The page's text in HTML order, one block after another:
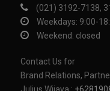
(021) 3192-7138,
Weekdays: 9:00-
Weekend: closed
Contact Us for
Brand Relations,